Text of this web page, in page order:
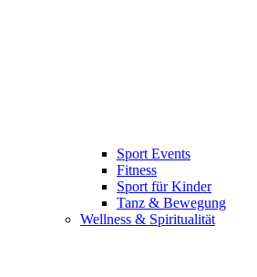
Sport Events
Fitness
Sport für Kinder
Tanz & Bewegung
Wellness & Spiritualität